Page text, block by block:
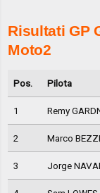
Risultati GP
Moto2
Pos. Pilota
1 Remy
2 Marco
3 Jorge